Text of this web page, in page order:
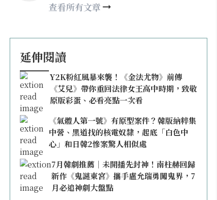
查看所有文章
延伸閱讀
Y2K粉紅風暴來襲！《金法尤物》前傳
《艾兒》帶你重回法律女王高中時期，致敬
原版彩蛋、必看亮點一次看
《氣體人第一號》有原型案件？韓版納粹集
中營、黑道找的核電奴隸，起底「白色中
心」和日韓2慘案驚人相似處
7月韓劇推薦｜未開播先封神！南柱赫回歸
新作《鬼謎東宮》攜手盧允瑞勇闖鬼界，7
月必追神劇大盤點